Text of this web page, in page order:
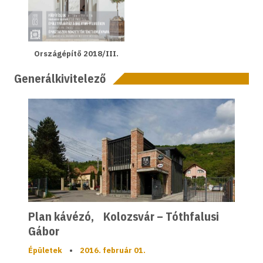
Országépítő 2018/III.
Generálkivitelező
Plan kávézó, Kolozsvár – Tóthfalusi
Gábor
Épületek • 2016. február 01.